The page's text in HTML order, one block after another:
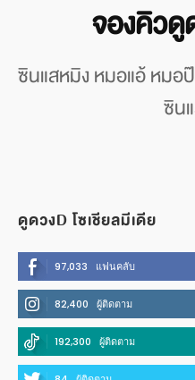
จองคิว
ซินแสหมิง หมอแอ้ หมอ
ซิน
ดูดวงD โซเชียลมีเดีย
97,033 แฟนคลับ
82,400 ผู้ติดตาม
192,300 ผู้ติดตาม